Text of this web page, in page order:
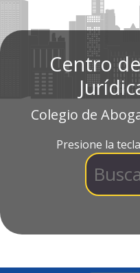
Centro
Colegio de
Presione la